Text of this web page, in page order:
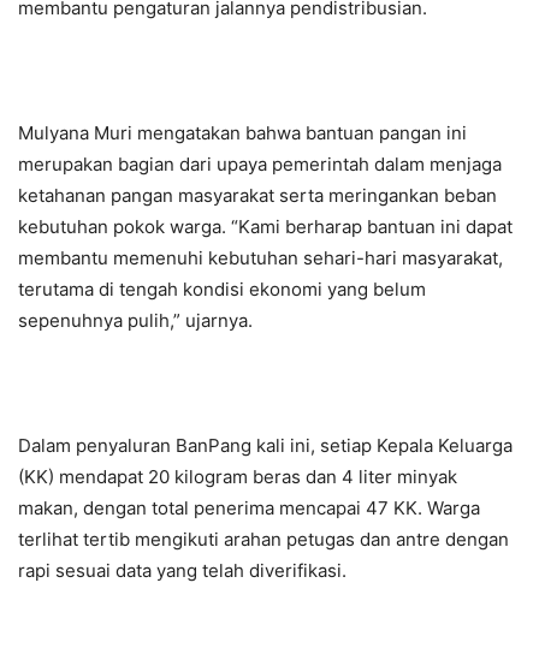
membantu pengaturan jalannya pendistribusian.
Mulyana Muri mengatakan bahwa bantuan pangan ini
merupakan bagian dari upaya pemerintah dalam menjaga
ketahanan pangan masyarakat serta meringankan beban
kebutuhan pokok warga. “Kami berharap bantuan ini dapat
membantu memenuhi kebutuhan sehari-hari masyarakat,
terutama di tengah kondisi ekonomi yang belum
sepenuhnya pulih,” ujarnya.
Dalam penyaluran BanPang kali ini, setiap Kepala Keluarga
(KK) mendapat 20 kilogram beras dan 4 liter minyak
makan, dengan total penerima mencapai 47 KK. Warga
terlihat tertib mengikuti arahan petugas dan antre dengan
rapi sesuai data yang telah diverifikasi.